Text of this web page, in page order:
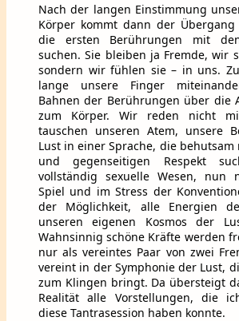
Nach der langen Einstimmung
Körper kommt dann der
die ersten Berührungen mit
suchen. Sie bleiben ja Fremde, wir
sondern wir fühlen sie – in uns.
lange unsere Finger
Bahnen der Berührungen über die
zum Körper. Wir reden nicht
tauschen unseren Atem, unsere
Lust in einer Sprache, die behutsam
und gegenseitigen Respekt
vollständig sexuelle Wesen, nun
Spiel und im Stress der
der Möglichkeit, alle Energien
unseren eigenen Kosmos der
Wahnsinnig schöne Kräfte werden
nur als vereintes Paar von zwei
vereint in der Symphonie der Lust,
zum Klingen bringt. Da übersteigt
Realität alle Vorstellungen, die
diese Tantrasession haben konnte.